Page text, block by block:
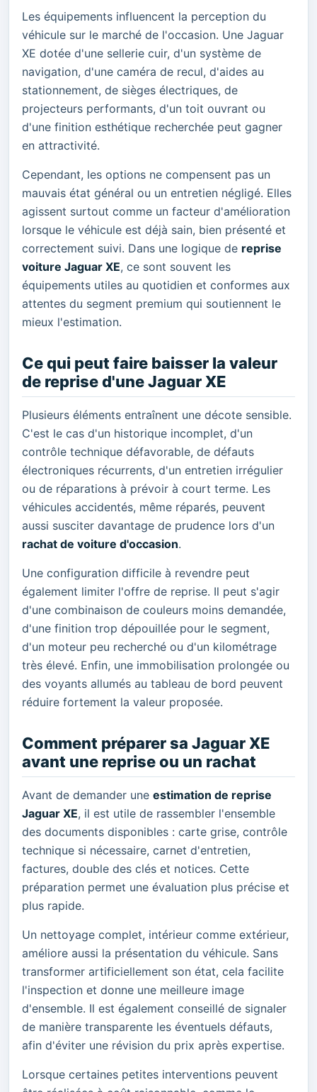
Les équipements influencent la perception du
véhicule sur le marché de l'occasion. Une Jaguar
XE dotée d'une sellerie cuir, d'un système de
navigation, d'une caméra de recul, d'aides au
stationnement, de sièges électriques, de
projecteurs performants, d'un toit ouvrant ou
d'une finition esthétique recherchée peut gagner
en attractivité.
Cependant, les options ne compensent pas un
mauvais état général ou un entretien négligé. Elles
agissent surtout comme un facteur d'amélioration
lorsque le véhicule est déjà sain, bien présenté et
correctement suivi. Dans une logique de reprise
voiture Jaguar XE, ce sont souvent les
équipements utiles au quotidien et conformes aux
attentes du segment premium qui soutiennent le
mieux l'estimation.
Ce qui peut faire baisser la valeur
de reprise d'une Jaguar XE
Plusieurs éléments entraînent une décote sensible.
C'est le cas d'un historique incomplet, d'un
contrôle technique défavorable, de défauts
électroniques récurrents, d'un entretien irrégulier
ou de réparations à prévoir à court terme. Les
véhicules accidentés, même réparés, peuvent
aussi susciter davantage de prudence lors d'un
rachat de voiture d'occasion.
Une configuration difficile à revendre peut
également limiter l'offre de reprise. Il peut s'agir
d'une combinaison de couleurs moins demandée,
d'une finition trop dépouillée pour le segment,
d'un moteur peu recherché ou d'un kilométrage
très élevé. Enfin, une immobilisation prolongée ou
des voyants allumés au tableau de bord peuvent
réduire fortement la valeur proposée.
Comment préparer sa Jaguar XE
avant une reprise ou un rachat
Avant de demander une estimation de reprise
Jaguar XE, il est utile de rassembler l'ensemble
des documents disponibles : carte grise, contrôle
technique si nécessaire, carnet d'entretien,
factures, double des clés et notices. Cette
préparation permet une évaluation plus précise et
plus rapide.
Un nettoyage complet, intérieur comme extérieur,
améliore aussi la présentation du véhicule. Sans
transformer artificiellement son état, cela facilite
l'inspection et donne une meilleure image
d'ensemble. Il est également conseillé de signaler
de manière transparente les éventuels défauts,
afin d'éviter une révision du prix après expertise.
Lorsque certaines petites interventions peuvent